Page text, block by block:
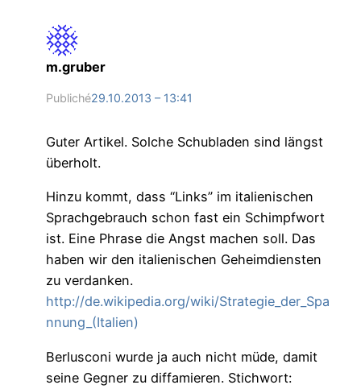
m.gruber
Publiché29.10.2013 – 13:41
Guter Artikel. Solche Schubladen sind längst
überholt.
Hinzu kommt, dass “Links” im italienischen
Sprachgebrauch schon fast ein Schimpfwort
ist. Eine Phrase die Angst machen soll. Das
haben wir den italienischen Geheimdiensten
zu verdanken.
http://de.wikipedia.org/wiki/Strategie_der_Spa
nnung_(Italien)
Berlusconi wurde ja auch nicht müde, damit
seine Gegner zu diffamieren. Stichwort: